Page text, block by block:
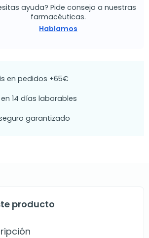
ayuda? Pide consejo a nuestras
farmacéuticas.
Hablamos
en pedidos +65€
14 días laborables
garantizado
producto